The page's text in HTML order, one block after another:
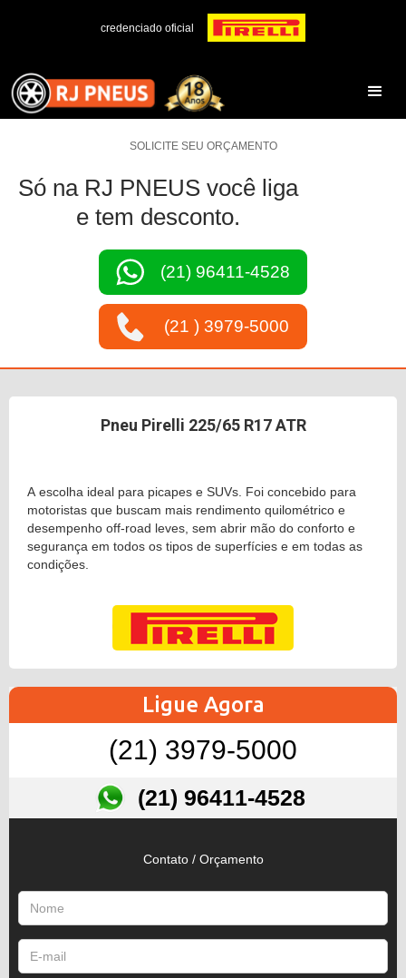
credenciado oficial
SOLICITE SEU ORÇAMENTO
Só na RJ PNEUS você liga
e tem desconto.
(21) 96411-4528
(21 ) 3979-5000
Pneu Pirelli 225/65 R17 ATR
A escolha ideal para picapes e SUVs. Foi concebido para
motoristas que buscam mais rendimento quilométrico e
desempenho off-road leves, sem abrir mão do conforto e
segurança em todos os tipos de superfícies e em todas as
condições.
Ligue Agora
(21) 3979-5000
(21) 96411-4528
Contato / Orçamento